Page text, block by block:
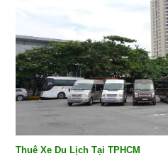
Thuê Xe Du Lịch Tại TPHCM